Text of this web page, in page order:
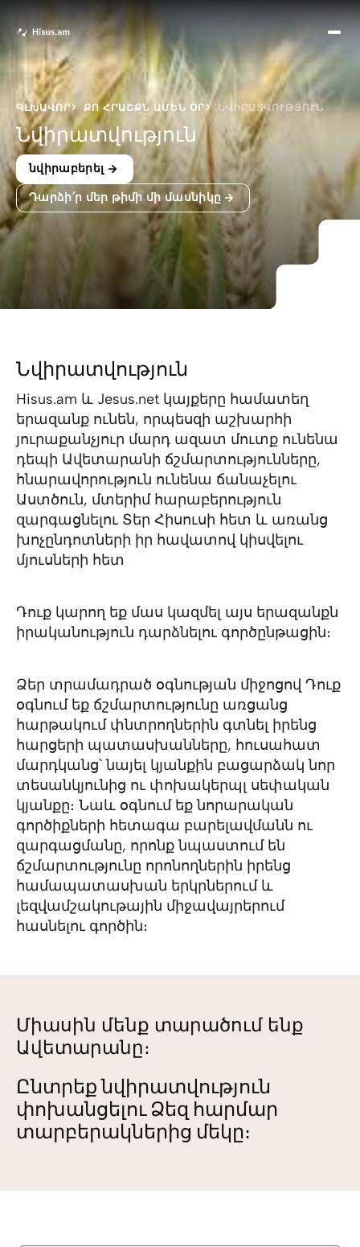
ԳԼԽԱՎՈՐ ՔՈ ՀՐԱՇՔՆ ԱՄԵՆ ՕՐ ՆՎԻՐԱՏՎՈՒԹՅՈՒՆ
Նվիրատվություն
նվիրաբերել
Դարձի՛ր մեր թիմի մի մասնիկը
Նվիրատվություն
Hisus.am և Jesus.net կայքերը համատեղ
երազանք ունեն, որպեսզի աշխարհի
յուրաքանչյուր մարդ ազատ մուտք ունենա
դեպի Ավետարանի ճշմարտությունները,
հնարավորություն ունենա ճանաչելու
Աստծուն, մտերիմ հարաբերություն
զարգացնելու Տեր Հիսուսի հետ և առանց
խոչընդոտների իր հավատով կիսվելու
մյուսների հետ
Դուք կարող եք մաս կազմել այս երազանքն
իրականություն դարձնելու գործընթացին։
Ձեր տրամադրած օգնության միջոցով Դուք
օգնում եք ճշմարտությունը առցանց
հարթակում փնտրողներին գտնել իրենց
հարցերի պատասխանները, հուսահատ
մարդկանց՝ նայել կյանքին բացարձակ նոր
տեսանկյունից ու փոխակերպլ սեփական
կյանքը։ Նաև օգնում եք նորարական
գործիքների հետագա բարելավմանն ու
զարգացմանը, որոնք նպաստում են
ճշմարտությունը որոնողներին իրենց
համապատասխան երկրներում և
լեզվամշակութային միջավայրերում
հասնելու գործին։
Միասին մենք տարածում ենք
Ավետարանը։
Ընտրեք նվիրատվություն
փոխանցելու Ձեզ հարմար
տարբերակներից մեկը։